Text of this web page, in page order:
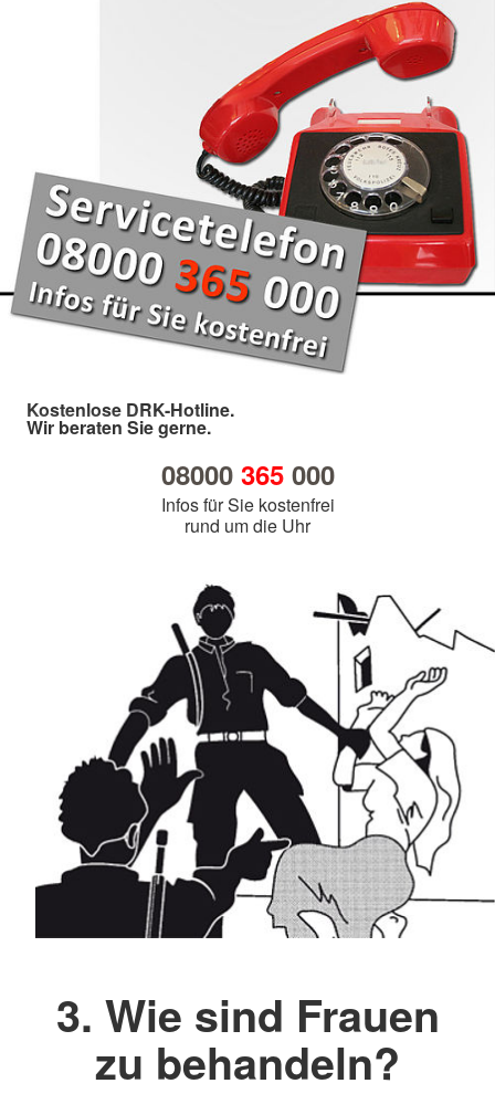
Kostenlose DRK-Hotline.
Wir beraten Sie gerne.
08000 365000
Infos für Sie kostenfrei
rund um die Uhr
3. Wie sind Frauen
zu behandeln?